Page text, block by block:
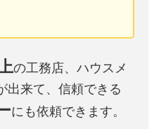
の工務店、ハウスメ
出来て、信頼できる
にも依頼できます。